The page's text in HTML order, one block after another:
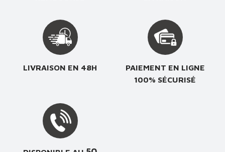
LIVRAISON EN 48H
PAIEMENT EN LIGNE
100% SÉCURISÉ